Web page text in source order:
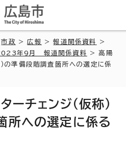
市政 >広報 >報道関係資料
>
年9月 報道関係資料
> 高陽
）の準備段階調査箇所への選定に係
ーチェンジ（仮称）
所への選定に係る